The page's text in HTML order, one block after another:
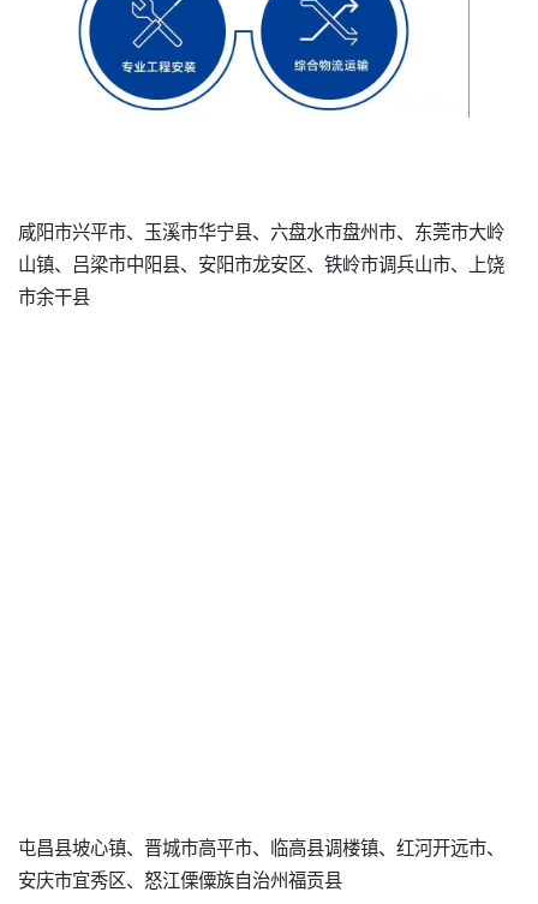
咸阳市兴平市、玉溪市华宁县、六盘水市盘州市、东莞市大岭
山镇、吕梁市中阳县、安阳市龙安区、铁岭市调兵山市、上饶
市余干县
屯昌县坡心镇、晋城市高平市、临高县调楼镇、红河开远市、
安庆市宜秀区、怒江傈僳族自治州福贡县